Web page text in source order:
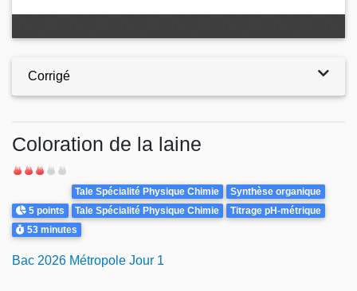
Corrigé
Coloration de la laine
Difficulté
Points
5 points
Theme
Tale Spécialité Physique Chimie
Synthèse organique
Tale Spécialité Physique Chimie
Titrage pH-métrique
Durée
53 minutes
Bac 2026 Métropole Jour 1